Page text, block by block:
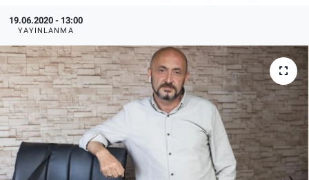
19.06.2020 - 13:00
YAYINLANMA
Endüstri 4.0 Uygulamaları
Ağır Sanayi Çözümleri